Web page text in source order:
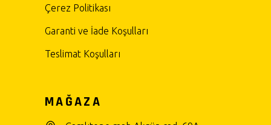
Çerez Politikası
Garanti ve İade Koşulları
Teslimat Koşulları
MAĞAZA